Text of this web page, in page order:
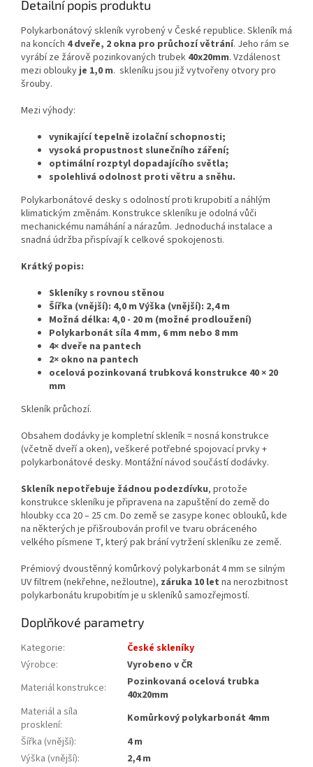
Detailní popis produktu
Polykarbonátový skleník vyrobený v České republice. Skleník má
na koncích 4 dveře, 2 okna pro průchozí větrání. Jeho rám se
vyrábí ze žárově pozinkovaných trubek 40x20mm. Vzdálenost
mezi oblouky je 1,0 m. skleníku jsou již vytvořeny otvory pro
šrouby.
Mezi výhody:
vynikající tepelně izolační schopnosti;
vysoká propustnost slunečního záření;
optimální rozptyl dopadajícího světla;
spolehlivá odolnost proti větru a sněhu.
Polykarbonátové desky s odolností proti krupobití a náhlým
klimatickým změnám. Konstrukce skleníku je odolná vůči
mechanickému namáhání a nárazům. Jednoduchá instalace a
snadná údržba přispívají k celkové spokojenosti.
Krátký popis:
Skleníky s rovnou stěnou
Šířka (vnější): 4,0 m Výška (vnější): 2,4 m
Možná délka: 4,0 - 20 m (možné prodloužení)
Polykarbonát síla 4 mm, 6 mm nebo 8 mm
4× dveře na pantech
2× okno na pantech
ocelová pozinkovaná trubková konstrukce 40 × 20
mm
Skleník průchozí.
Obsahem dodávky je kompletní skleník = nosná konstrukce
(včetně dveří a oken), veškeré potřebné spojovací prvky +
polykarbonátové desky. Montážní návod součástí dodávky.
Skleník nepotřebuje žádnou podezdívku, protože
konstrukce skleníku je připravena na zapuštění do země do
hloubky cca 20 – 25 cm. Do země se zasype konec oblouků, kde
na některých je přišroubován profil ve tvaru obráceného
velkého písmene T, který pak brání vytržení skleníku ze země.
Prémiový dvoustěnný komůrkový polykarbonát 4 mm se silným
UV filtrem (nekřehne, nežloutne), záruka 10 let na nerozbitnost
polykarbonátu krupobitím je u skleníků samozřejmostí.
Doplňkové parametry
Kategorie:
České skleníky
Výrobce:
Vyrobeno v ČR
Materiál konstrukce:
Pozinkovaná ocelová trubka
40x20mm
Materiál a síla
prosklení:
Komůrkový polykarbonát 4mm
Šířka (vnější):
4 m
Výška (vnější):
2,4 m